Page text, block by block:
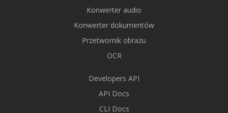
Konwerter audio
Konwerter dokumentów
Przetwornik obrazu
OCR
Developers API
API Docs
CLI Docs